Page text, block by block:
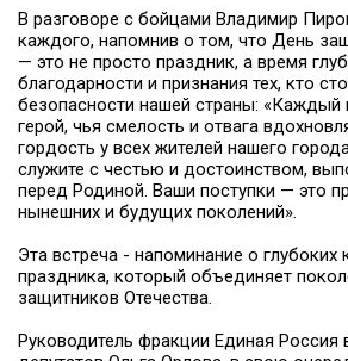
В разговоре с бойцами Владимир
каждого, напомнив о том, что День
— это не просто праздник, а время
благодарности и признания тех, кто
безопасности нашей страны:
герой, чья смелость и отвага
гордость у всех жителей нашего
служите с честью и достоинством,
перед Родиной. Ваши поступки — это
нынешних и будущих поколений».
Эта встреча - напоминание о глубоких
праздника, который объединяет
защитников Отечества.
Руководитель фракции Единая Россия